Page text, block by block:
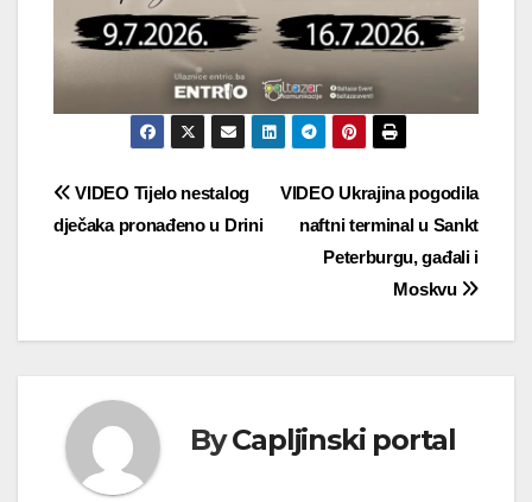
Navigacija
objava
VIDEO Ukrajina pogodila
naftni terminal u Sankt
Peterburgu, gađali i
Moskvu
VIDEO Tijelo nestalog
dječaka pronađeno u Drini
ByCapljinski portal